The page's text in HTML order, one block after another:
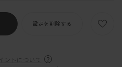
ントについて
設定を削除する